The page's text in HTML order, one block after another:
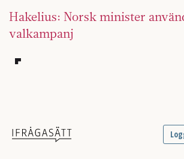
Hakelius: Norsk minister
valkampanj